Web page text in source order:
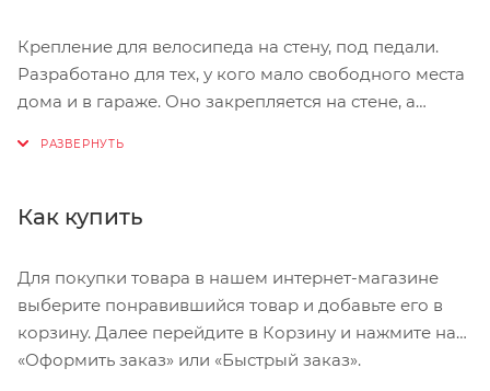
Крепление для велосипеда на стену, под педали.
Разработано для тех, у кого мало свободного места
дома и в гараже. Оно закрепляется на стене, а
сбережете полезное пространство комнаты,
колес и большим весом стоит сделать
дополнительные упоры, на которые можно
поставить переднее и заднее колесо.
Как купить
Для покупки товара в нашем интернет-магазине
выберите понравившийся товар и добавьте его в
корзину. Далее перейдите в Корзину и нажмите на
«Оформить заказ» или «Быстрый заказ».